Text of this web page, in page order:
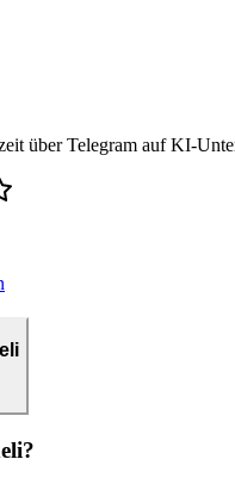
über Telegram auf KI-